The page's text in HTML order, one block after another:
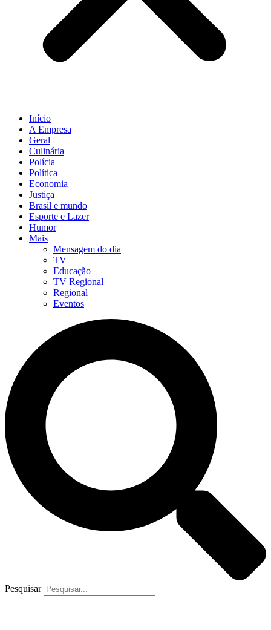
Início
A Empresa
Geral
Culinária
Polícia
Política
Economia
Justiça
Brasil e mundo
Esporte e Lazer
Humor
Mais
Mensagem do dia
TV
Educação
TV Regional
Regional
Eventos
Pesquisar